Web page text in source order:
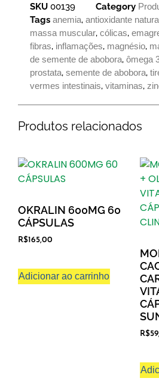
SKU 00139 Category
Tags anemia, antioxidante
massa muscular, cólicas,
fibras, inflamações, magnésio,
de semente de abobora, ômega
prostata, semente de abobora,
vermes intestinais, vitaminas,
Produtos relacionados
OKRALIN 600MG 60
CÁPSULAS
R$165,00
Adicionar ao carrinho
R$